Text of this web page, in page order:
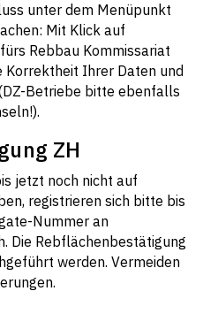
unter dem Menüpunkt
Mit Klick auf
fürs Rebbau Kommissariat
Korrektheit Ihrer Daten und
Betriebe bitte ebenfalls
ZH
jetzt noch nicht auf
registrieren sich bitte bis
Nummer an
Die Rebflächenbestätigung
werden. Vermeiden